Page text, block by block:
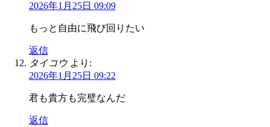
2026年1月25日 09:09
もっと自由に飛び回りたい
返信
タイコウ より:
2026年1月25日 09:22
君も貴方も完璧なんだ
返信